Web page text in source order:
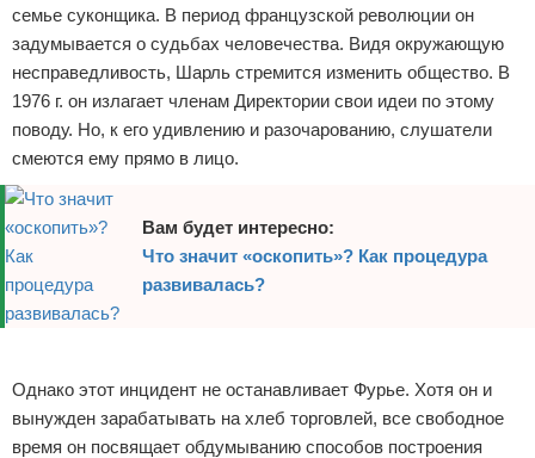
семье суконщика. В период французской революции он
задумывается о судьбах человечества. Видя окружающую
несправедливость, Шарль стремится изменить общество. В
1976 г. он излагает членам Директории свои идеи по этому
поводу. Но, к его удивлению и разочарованию, слушатели
смеются ему прямо в лицо.
Вам будет интересно:
Что значит «оскопить»? Как процедура
развивалась?
Однако этот инцидент не останавливает Фурье. Хотя он и
вынужден зарабатывать на хлеб торговлей, все свободное
время он посвящает обдумыванию способов построения